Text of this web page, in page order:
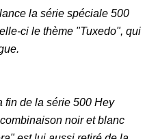
la série spéciale 500
ci le thème "Tuxedo", qui
fin de la série 500 Hey
noir et blanc